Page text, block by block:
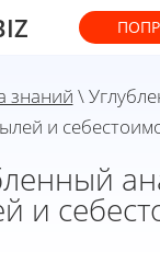
знаний \
и
и